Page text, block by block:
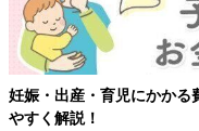
をわかり